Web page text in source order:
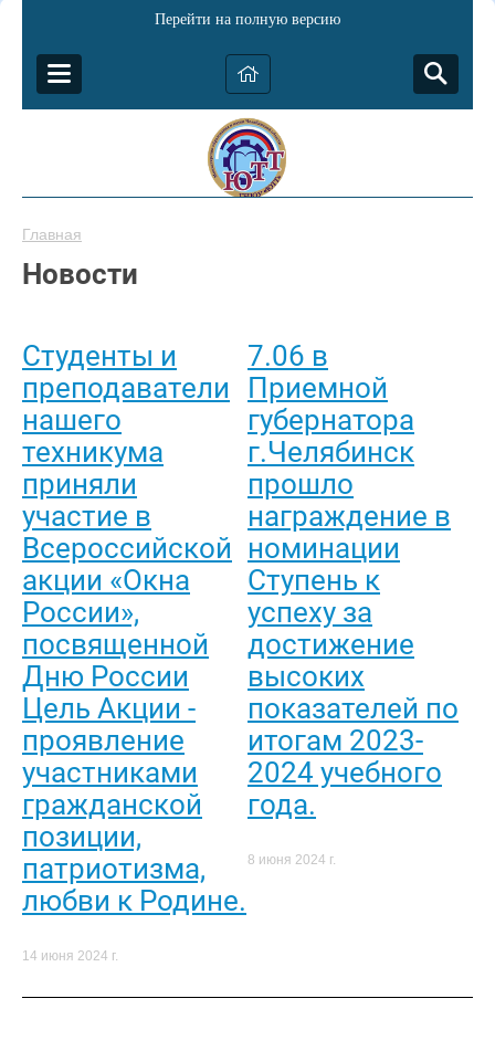
Перейти на полную версию
Главная
Новости
Студенты и
преподаватели
нашего
техникума
приняли
участие в
Всероссийской
акции «Окна
России»,
посвященной
Дню России
Цель Акции -
проявление
участниками
гражданской
позиции,
патриотизма,
любви к Родине.
14 июня 2024 г.
7.06 в
Приемной
губернатора
г.Челябинск
прошло
награждение в
номинации
Ступень к
успеху за
достижение
высоких
показателей по
итогам 2023-
2024 учебного
года.
8 июня 2024 г.